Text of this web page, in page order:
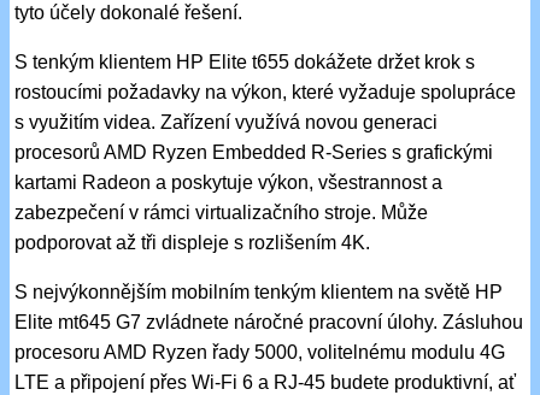
tyto účely dokonalé řešení.
S tenkým klientem HP Elite t655 dokážete držet krok s
rostoucími požadavky na výkon, které vyžaduje spolupráce
s využitím videa. Zařízení využívá novou generaci
procesorů AMD Ryzen Embedded R-Series s grafickými
kartami Radeon a poskytuje výkon, všestrannost a
zabezpečení v rámci virtualizačního stroje. Může
podporovat až tři displeje s rozlišením 4K.
S nejvýkonnějším mobilním tenkým klientem na světě HP
Elite mt645 G7 zvládnete náročné pracovní úlohy. Zásluhou
procesoru AMD Ryzen řady 5000, volitelnému modulu 4G
LTE a připojení přes Wi-Fi 6 a RJ-45 budete produktivní, ať